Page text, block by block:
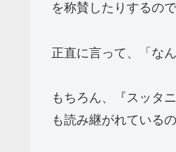
を称賛したりするので
正直に言って、「な
もちろん、『スッタ
も読み継がれている